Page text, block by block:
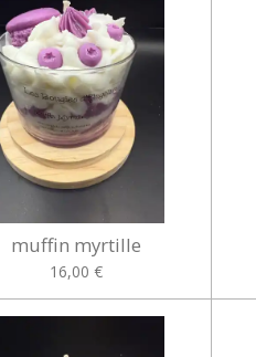
muffin myrtille
16,00 €